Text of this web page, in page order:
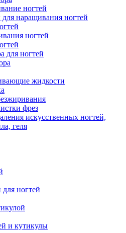
ногтей
наращивания ногтей
ногтей
для ногтей
жидкости
фрез
искусственных ногтей,
геля
ногтей
и кутикулы